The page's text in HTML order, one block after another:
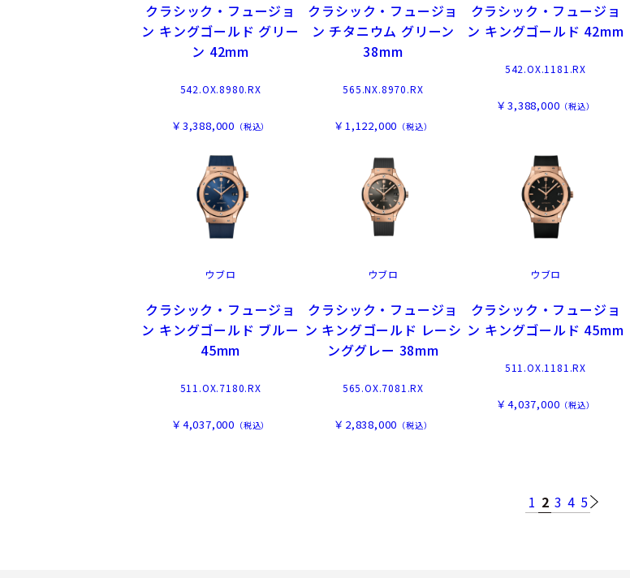
クラシック・フュージョ
ン キングゴールド グリー
ン 42mm
542.OX.8980.RX
￥3,388,000 （税込）
クラシック・フュージョ
ン チタニウム グリーン
38mm
565.NX.8970.RX
￥1,122,000 （税込）
クラシック・フュージョ
ン キングゴールド 42mm
542.OX.1181.RX
￥3,388,000 （税込）
ウブロ
クラシック・フュージョ
ン キングゴールド ブルー
45mm
511.OX.7180.RX
￥4,037,000 （税込）
ウブロ
クラシック・フュージョ
ン キングゴールド レーシ
ンググレー 38mm
565.OX.7081.RX
￥2,838,000 （税込）
ウブロ
クラシック・フュージョ
ン キングゴールド 45mm
511.OX.1181.RX
￥4,037,000 （税込）
1 2 3 4 5